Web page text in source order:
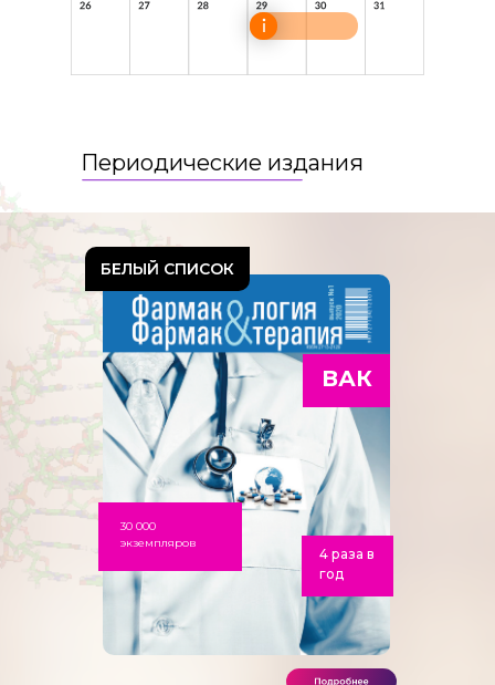
Периодические издания
30 000
экземпляров
4 раза в
год
ВАК
БЕЛЫЙ СПИСОК